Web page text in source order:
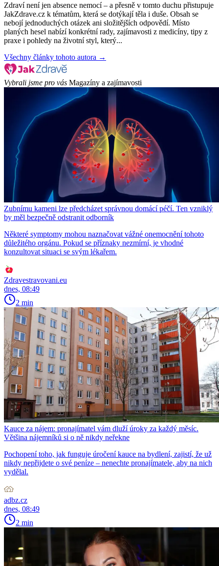
Zdraví není jen absence nemocí – a přesně v tomto duchu přistupuje
JakZdrave.cz k tématům, která se dotýkají těla i duše. Obsah se
nebojí jednoduchých otázek ani složitějších odpovědí. Místo
planých hesel nabízí konkrétní rady, zajímavosti z medicíny, tipy z
praxe i pohledy na životní styl, který...
Všechny články tohoto autora →
Vybrali jsme pro vás Magazíny a zajímavosti
Zubnímu kameni lze předcházet správnou domácí péčí. Ten vzniklý
by měl bezpečně odstranit odborník
Některé symptomy mohou naznačovat vážné onemocnění tohoto
důležitého orgánu. Pokud se příznaky nezmírní, je vhodné
konzultovat situaci se svým lékařem.
Zdravestravovani.eu
dnes, 08:49
2 min
Kauce za nájem: pronajímatel vám dluží úroky za každý měsíc.
Většina nájemníků si o ně nikdy neřekne
Pochopení toho, jak funguje úročení kauce na bydlení, zajistí, že už
nikdy nepřijdete o své peníze – nenechte pronajímatele, aby na nich
vydělal.
adbz.cz
dnes, 08:49
2 min